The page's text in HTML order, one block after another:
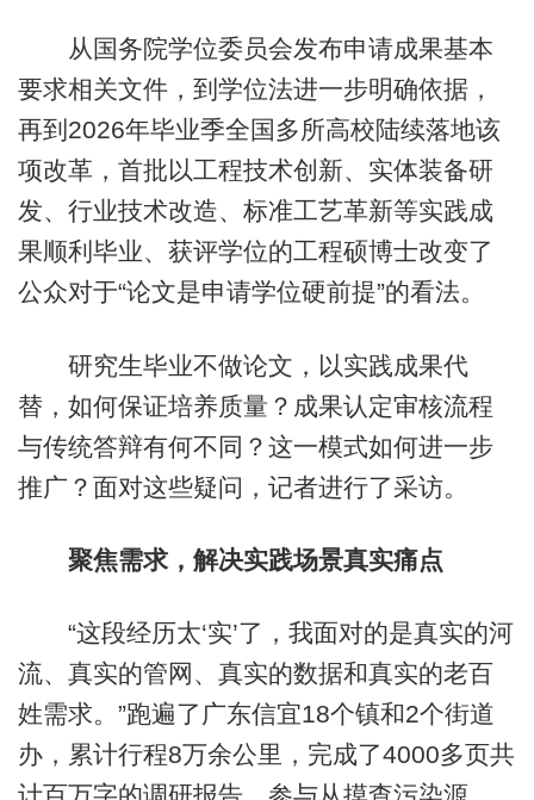
从国务院学位委员会发布申请成果基本
要求相关文件，到学位法进一步明确依据，
再到2026年毕业季全国多所高校陆续落地该
项改革，首批以工程技术创新、实体装备研
发、行业技术改造、标准工艺革新等实践成
果顺利毕业、获评学位的工程硕博士改变了
公众对于“论文是申请学位硬前提”的看法。
研究生毕业不做论文，以实践成果代
替，如何保证培养质量？成果认定审核流程
与传统答辩有何不同？这一模式如何进一步
推广？面对这些疑问，记者进行了采访。
聚焦需求，解决实践场景真实痛点
“这段经历太‘实’了，我面对的是真实的河
流、真实的管网、真实的数据和真实的老百
姓需求。”跑遍了广东信宜18个镇和2个街道
办，累计行程8万余公里，完成了4000多页共